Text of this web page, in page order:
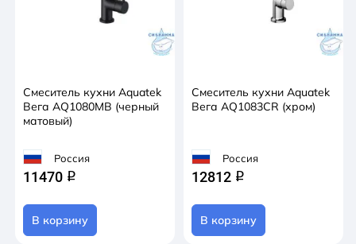
Смеситель кухни Aquatek
Вега AQ1080MB (черный
матовый)
Россия
11470 q
В корзину
Смеситель кухни Aquatek
Вега AQ1083CR (хром)
Россия
12812 q
В корзину